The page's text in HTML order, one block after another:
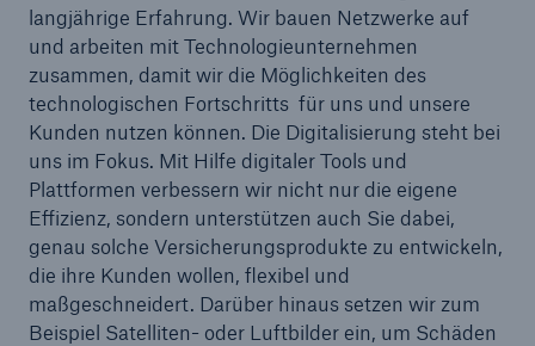
langjährige Erfahrung. Wir bauen Netzwerke auf
und arbeiten mit Technologieunternehmen
zusammen, damit wir die Möglichkeiten des
technologischen Fortschritts für uns und unsere
Kunden nutzen können. Die Digitalisierung steht bei
uns im Fokus. Mit Hilfe digitaler Tools und
Plattformen verbessern wir nicht nur die eigene
Effizienz, sondern unterstützen auch Sie dabei,
genau solche Versicherungsprodukte zu entwickeln,
die ihre Kunden wollen, flexibel und
maßgeschneidert. Darüber hinaus setzen wir zum
Beispiel Satelliten- oder Luftbilder ein, um Schäden
single risks
Realytix Zero
flowin
Marine Trend Radar 2024